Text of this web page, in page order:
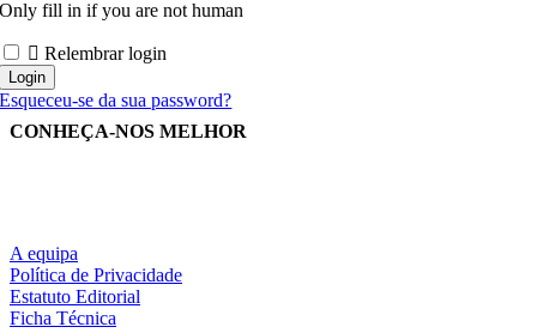
Only fill in if you are not human
Relembrar login
Esqueceu-se da sua password?
CONHEÇA-NOS MELHOR
A equipa
Política de Privacidade
Estatuto Editorial
Ficha Técnica